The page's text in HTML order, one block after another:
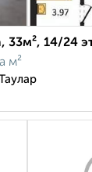
33м², 14/24
м²